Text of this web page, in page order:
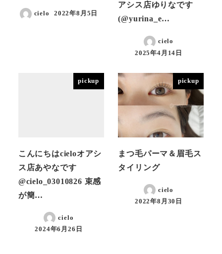
cielo
投稿日
2022年8月5日
アシス店ゆりなです
(@yurina_e…
cielo
投稿日
2025年4月14日
pickup
こんにちはcieloオアシ
ス店あやなです
@cielo_03010826 束感
が簡…
cielo
投稿日
2024年6月26日
pickup
まつ毛パーマ＆眉毛ス
タイリング
cielo
投稿日
2022年8月30日